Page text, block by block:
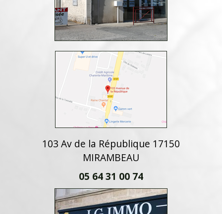
103 Av de la République 17150
MIRAMBEAU
05 64 31 00 74